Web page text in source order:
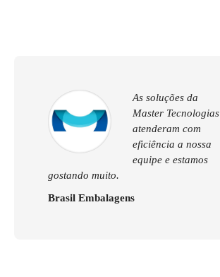
As soluções da
Master Tecnologias
atenderam com
eficiência a nossa
equipe e estamos
gostando muito.
Brasil Embalagens